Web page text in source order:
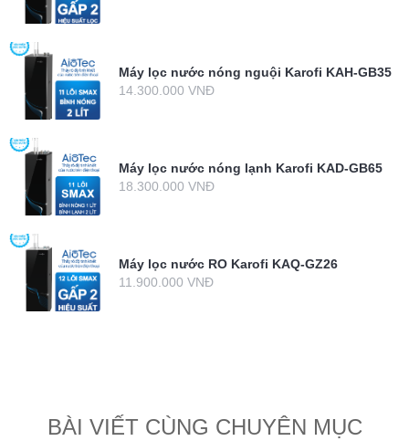
Máy lọc nước nóng nguội Karofi KAH-GB35
14.300.000 VNĐ
Máy lọc nước nóng lạnh Karofi KAD-GB65
18.300.000 VNĐ
Máy lọc nước RO Karofi KAQ-GZ26
11.900.000 VNĐ
BÀI VIẾT CÙNG CHUYÊN MỤC